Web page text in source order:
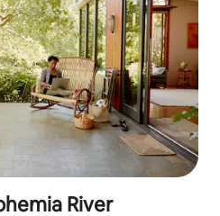
River